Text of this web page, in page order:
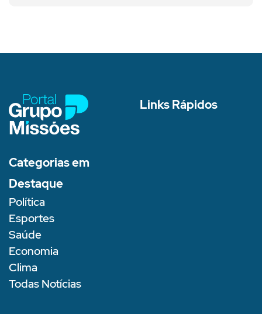
Links Rápidos
Categorias em
Destaque
Política
Esportes
Saúde
Economia
Clima
Todas Notícias